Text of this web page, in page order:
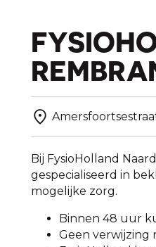
Bij FysioHolland
gespecialiseerd in
mogelijke zorg.
Binnen 48 uur
Geen verwijzing